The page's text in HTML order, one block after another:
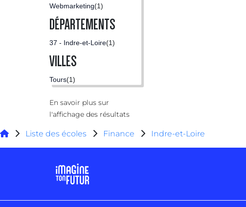
Webmarketing(1)
DÉPARTEMENTS
37 - Indre-et-Loire(1)
VILLES
Tours(1)
En savoir plus sur
l'affichage des résultats
Liste des écoles Finance Indre-et-Loire